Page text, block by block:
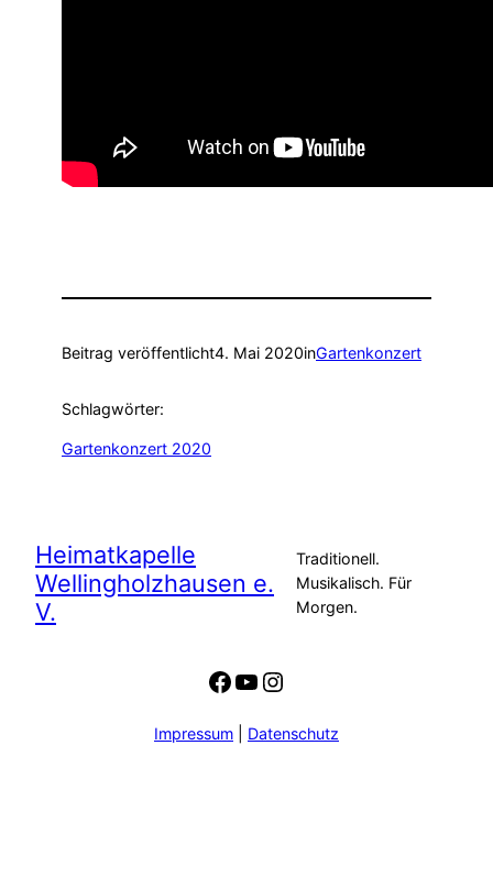
Beitrag veröffentlicht4. Mai 2020inGartenkonzert
Schlagwörter:
Gartenkonzert 2020
Heimatkapelle
Wellingholzhausen e.
V.
Traditionell.
Musikalisch. Für
Morgen.
Facebook
YouTube
Instagram
Impressum Datenschutz